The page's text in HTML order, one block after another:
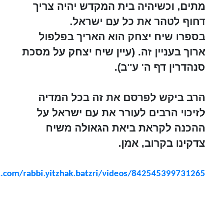
מתים, וכשיהיה בית המקדש יהיה צריך
דחוף לטהר את כל עם ישראל.
בספרו שיח יצחק הוא האריך בפלפול
ארוך בעניין זה. (עיין שיח יצחק על מסכת
סנהדרין דף ה' ע''ב).
הרב ביקש לפרסם את זה בכל המדיה
לזיכוי הרבים לעורר את עם ישראל על
ההכנה לקראת ביאת הגאולה משיח
צדקינו בקרוב, אמן.
rabbi.yitzhak.batzri/videos/842545399731265